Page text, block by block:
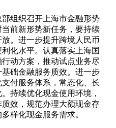
组织召开上海市金融形势
前新形势新任务，要持续
。进一步提升跨境人民币
化水平。认真落实上海国
动方案，推动试点业务尽
础金融服务质效。进一步
付服务体系，常态化、长
持续优化现金使用环境，
效，规范办理大额现金存
样化现金服务需求。